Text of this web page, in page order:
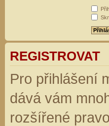
REGISTROVAT
Pro přihlášení
dává vám
rozšířené